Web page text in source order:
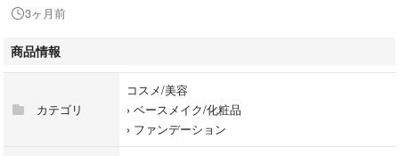
#スキンケア #新品未使用
3ヶ月前
商品情報
カテゴリ
コスメ/美容
› ベースメイク/化粧品
› ファンデーション